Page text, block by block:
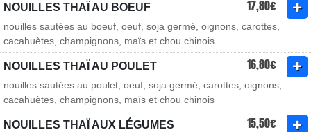
NOUILLES THAÏ AU BOEUF 17,80€
nouilles sautées au boeuf, oeuf, soja germé, oignons, carottes,
cacahuètes, champignons, maïs et chou chinois
NOUILLES THAÏ AU POULET 16,80€
nouilles sautées au poulet, oeuf, soja germé, carottes, oignons,
cacahuètes, champignons, maïs et chou chinois
NOUILLES THAÏ AUX LÉGUMES 15,50€